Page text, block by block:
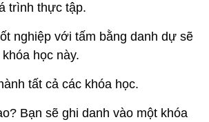
trình thực tập.
nghiệp với tấm bằng danh dự sẽ
học này.
tất cả các khóa học.
Bạn sẽ ghi danh vào một khóa